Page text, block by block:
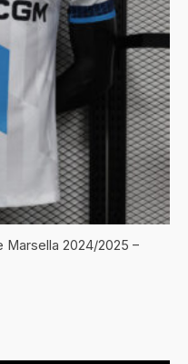
Marsella 2024/2025 –